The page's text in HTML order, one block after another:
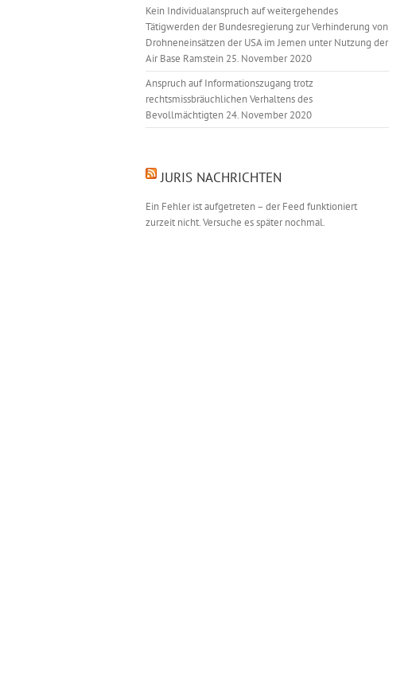
Kein Individualanspruch auf weitergehendes
Tätigwerden der Bundesregierung zur Verhinderung von
Drohneneinsätzen der USA im Jemen unter Nutzung der
Air Base Ramstein 25. November 2020
Anspruch auf Informationszugang trotz
rechtsmissbräuchlichen Verhaltens des
Bevollmächtigten 24. November 2020
JURIS NACHRICHTEN
Ein Fehler ist aufgetreten – der Feed funktioniert
zurzeit nicht. Versuche es später nochmal.